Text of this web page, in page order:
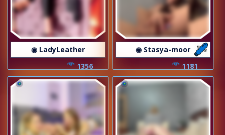
◉ LadyLeather
1356
◉ Stasya-moor
1181